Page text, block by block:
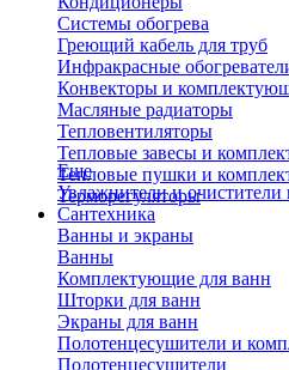
Системы обогрева
Греющий кабель для труб
Инфракрасные
Конвекторы и
Масляные радиаторы
Тепловентиляторы
Тепловые завесы и
Тепловые пушки и
Терморегуляторы
Еще
Увлажнители и очистители
Сантехника
Ванны и экраны
Ванны
Комплектующие для ванн
Шторки для ванн
Экраны для ванн
Полотенцесушители и
Полотенцесушители